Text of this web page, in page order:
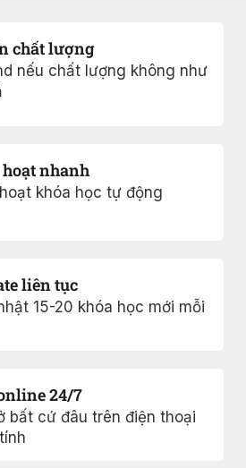
chất lượng
nếu chất lượng không như
nhanh
khóa học tự động
liên tục
15-20 khóa học mới mỗi
24/7
bất cứ đâu trên điện thoại